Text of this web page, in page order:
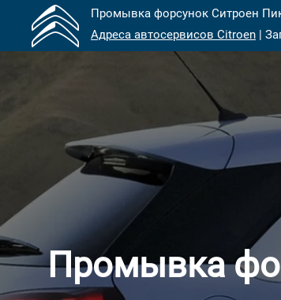
Промывка форсунок Ситроен
Адреса автосервисов Citroen |
Промывка